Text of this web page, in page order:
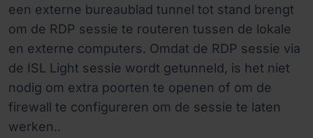
een externe bureaublad tunnel tot stand brengt
om de RDP sessie te routeren tussen de lokale
en externe computers. Omdat de RDP sessie via
de ISL Light sessie wordt getunneld, is het niet
nodig om extra poorten te openen of om de
firewall te configureren om de sessie te laten
werken..